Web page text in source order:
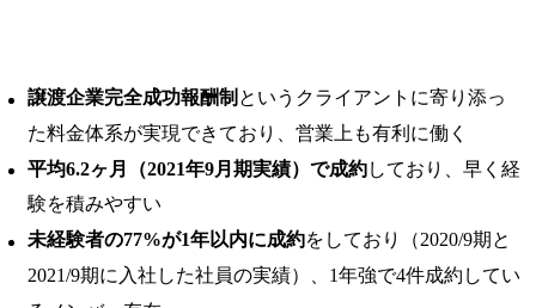
譲渡企業完全成功報酬制 というクライアントに寄り添っ
た料金体系が実現できており、営業上も有利に働く
平均6.2ヶ月（2021年9月期実績）で成約しており、早く経
験を積みやすい
未経験者の77%が1年以内に成約をしており（2020/9期と
2021/9期に入社した社員の実績）、1年強で4件成約してい